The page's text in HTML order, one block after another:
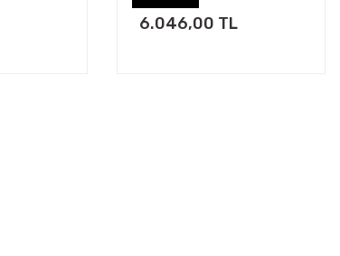
6.046,00 TL